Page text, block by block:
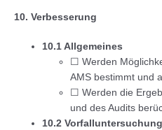
10. Verbesserung
10.1 Allgemeines
☐ Werden
AMS bestimmt und
☐ Werden die
und des Audits
10.2